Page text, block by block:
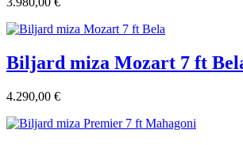
Biljard miza Mozart 7 ft
4.290,00 €